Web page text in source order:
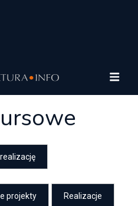
Prace konkursowe
projekty Realizacje